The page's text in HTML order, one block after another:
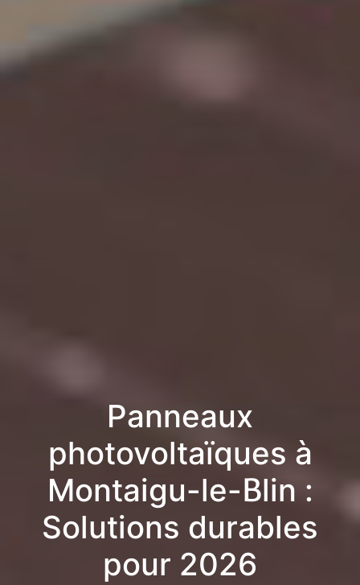
Panneaux
photovoltaïques à
Montaigu-le-Blin :
Solutions durables
pour 2026